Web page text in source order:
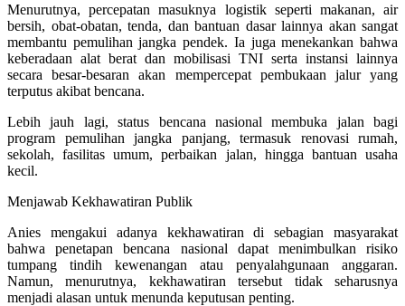
Menurutnya, percepatan masuknya logistik seperti makanan, air
bersih, obat-obatan, tenda, dan bantuan dasar lainnya akan sangat
membantu pemulihan jangka pendek. Ia juga menekankan bahwa
keberadaan alat berat dan mobilisasi TNI serta instansi lainnya
secara besar-besaran akan mempercepat pembukaan jalur yang
terputus akibat bencana.
Lebih jauh lagi, status bencana nasional membuka jalan bagi
program pemulihan jangka panjang, termasuk renovasi rumah,
sekolah, fasilitas umum, perbaikan jalan, hingga bantuan usaha
kecil.
Menjawab Kekhawatiran Publik
Anies mengakui adanya kekhawatiran di sebagian masyarakat
bahwa penetapan bencana nasional dapat menimbulkan risiko
tumpang tindih kewenangan atau penyalahgunaan anggaran.
Namun, menurutnya, kekhawatiran tersebut tidak seharusnya
menjadi alasan untuk menunda keputusan penting.